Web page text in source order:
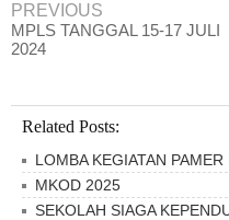
PREVIOUS
MPLS TANGGAL 15-17 JULI
2024
Related Posts:
LOMBA KEGIATAN PAMER
MKOD 2025
SEKOLAH SIAGA